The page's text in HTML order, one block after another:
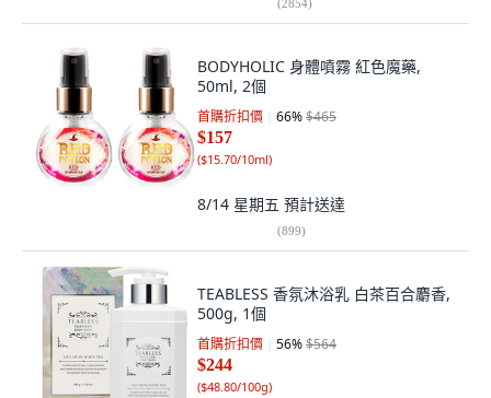
(2854)
BODYHOLIC 身體噴霧 紅色魔藥,
50ml, 2個
首購折扣價 66%$465
$157
($15.70/10ml)
8/14 星期五 預計送達
(899)
TEABLESS 香氛沐浴乳 白茶百合麝香,
500g, 1個
首購折扣價 56%$564
$244
($48.80/100g)